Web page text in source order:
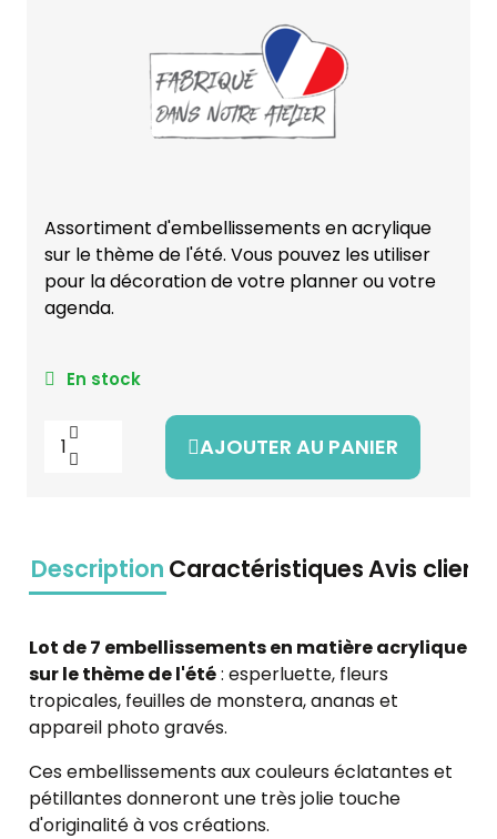
Assortiment d'embellissements en acrylique
sur le thème de l'été. Vous pouvez les utiliser
pour la décoration de votre planner ou votre
agenda.
En stock
AJOUTER AU PANIER
Description CaractéristiquesAvis
Lot de 7 embellissements en matière acrylique
sur le thème de l'été: esperluette, fleurs
tropicales, feuilles de monstera, ananas et
appareil photo gravés.
Ces embellissements aux couleurs éclatantes et
pétillantes donneront une très jolie touche
d'originalité à vos créations.